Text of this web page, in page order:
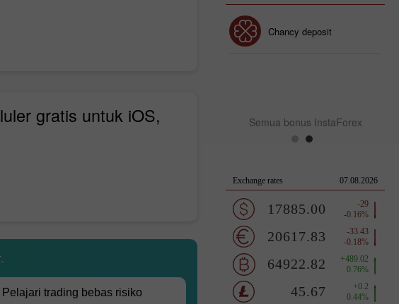
gratis untuk iOS,
Pelajari trading bebas risiko
Chancy deposit
Semua bonus InstaForex